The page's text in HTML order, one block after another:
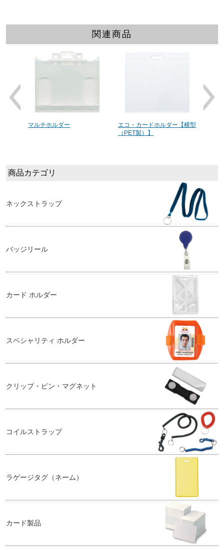
関連商品
マルチホルダー
エコ・カードホルダー【横型
（PET製）】
商品カテゴリ
ネックストラップ
バッジリール
カード ホルダー
スペシャリティ ホルダー
クリップ・ピン・マグネット
コイルストラップ
ラゲージタグ（ネーム）
カード製品